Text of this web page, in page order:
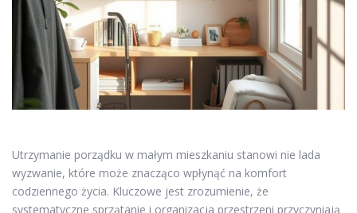
Utrzymanie porządku w małym mieszkaniu stanowi nie lada
wyzwanie, które może znacząco wpłynąć na komfort
codziennego życia. Kluczowe jest zrozumienie, że
systematyczne sprzątanie i organizacja przestrzeni przyczyniają